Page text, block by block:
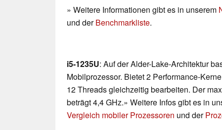
» Weitere Informationen gibt es in unserem
und derBenchmarkliste.
i5-1235U: Auf der Alder-Lake-Architektur
Mobilprozessor. Bietet 2 Performance-
12 Threads gleichzeitig bearbeiten. Der
beträgt 4,4 GHz.» Weitere Infos gibt es in
Vergleich mobiler Prozessoren und der